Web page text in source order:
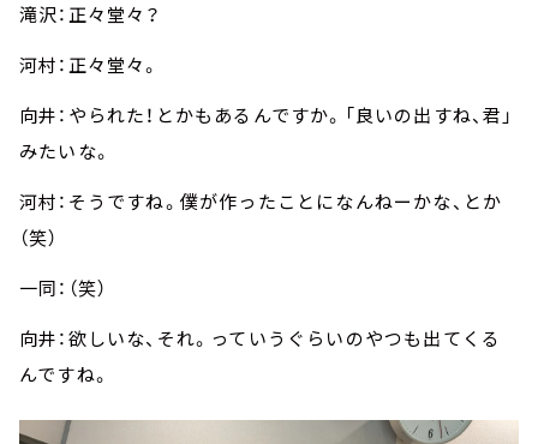
滝沢：正々堂々？
河村：正々堂々。
向井：やられた！とかもあるんですか。「良いの出すね、君」
みたいな。
河村：そうですね。僕が作ったことになんねーかな、とか
（笑）
一同：（笑）
向井：欲しいな、それ。っていうぐらいのやつも出てくる
んですね。